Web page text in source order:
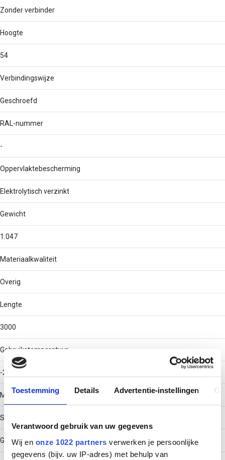
Toestemming Details Advertentie-instellingen
Verantwoord gebruik van uw gegevens
Wij en onze 1022 partners verwerken je persoonlijke
gegevens (bijv. uw IP-adres) met behulp van
Zonder verbinder
Hoogte
54
Verbindingswijze
Geschroefd
RAL-nummer
-
Oppervlaktebescherming
Elektrolytisch verzinkt
Gewicht
1.047
Materiaalkwaliteit
Overig
Lengte
3000
Gebruikstemperatuur
-20 - 120
Materiaal
Staal
Geïntegreerd scheidingstussenschot